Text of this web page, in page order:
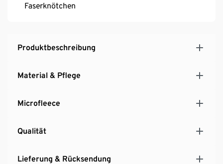
Faserknötchen
Produktbeschreibung
Material & Pflege
Microfleece
Qualität
Lieferung & Rücksendung